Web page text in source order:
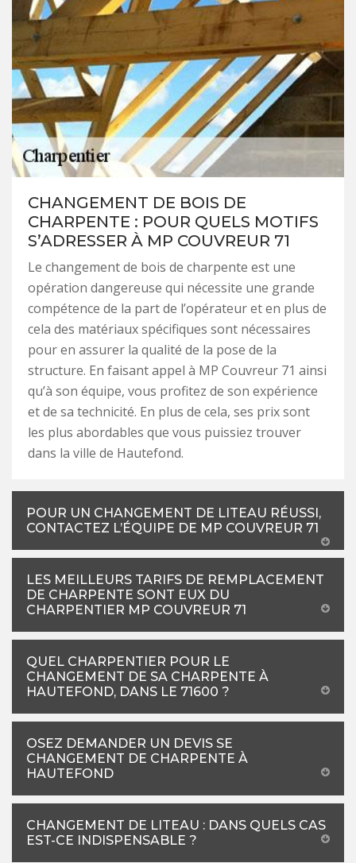
CHANGEMENT DE BOIS DE
CHARPENTE : POUR QUELS MOTIFS
S’ADRESSER À MP COUVREUR 71
Le changement de bois de charpente est une
opération dangereuse qui nécessite une grande
compétence de la part de l’opérateur et en plus de
cela des matériaux spécifiques sont nécessaires
pour en assurer la qualité de la pose de la
structure. En faisant appel à MP Couvreur 71 ainsi
qu’à son équipe, vous profitez de son expérience
et de sa technicité. En plus de cela, ses prix sont
les plus abordables que vous puissiez trouver
dans la ville de Hautefond.
POUR UN CHANGEMENT DE LITEAU RÉUSSI,
CONTACTEZ L’ÉQUIPE DE MP COUVREUR 71
LES MEILLEURS TARIFS DE REMPLACEMENT
DE CHARPENTE SONT EUX DU
CHARPENTIER MP COUVREUR 71
QUEL CHARPENTIER POUR LE
CHANGEMENT DE SA CHARPENTE À
HAUTEFOND, DANS LE 71600 ?
OSEZ DEMANDER UN DEVIS SE
CHANGEMENT DE CHARPENTE À
HAUTEFOND
CHANGEMENT DE LITEAU : DANS QUELS CAS
EST-CE INDISPENSABLE ?